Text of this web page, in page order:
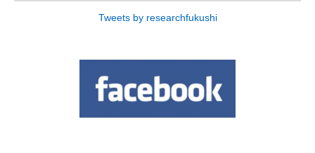
Tweets by researchfukushi